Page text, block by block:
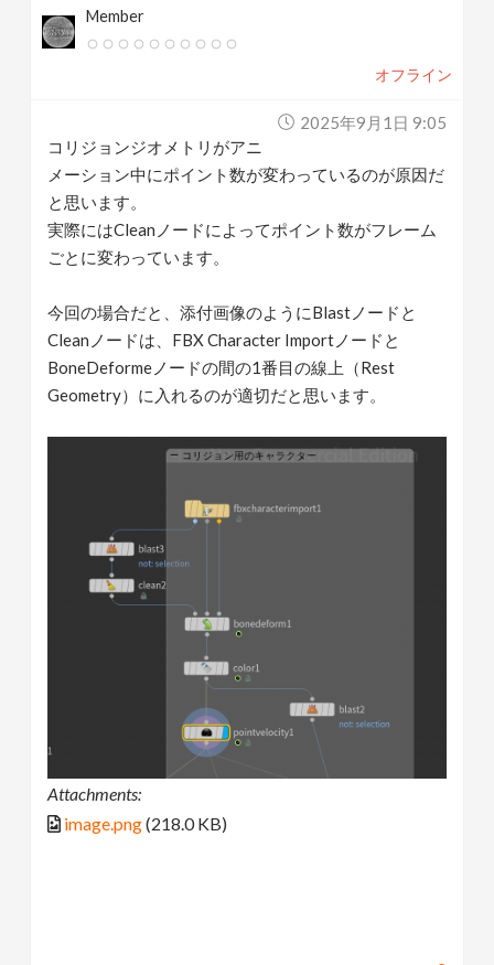
Member
オフライン
2025年9月1日 9:05
コリジョンジオメトリがアニ
メーション中にポイント数が変わっているのが原因だ
と思います。
実際にはCleanノードによってポイント数がフレーム
ごとに変わっています。
今回の場合だと、添付画像のようにBlastノードと
Cleanノードは、FBX Character Importノードと
BoneDeformeノードの間の1番目の線上（Rest
Geometry）に入れるのが適切だと思います。
Attachments:
image.png(218.0 KB)